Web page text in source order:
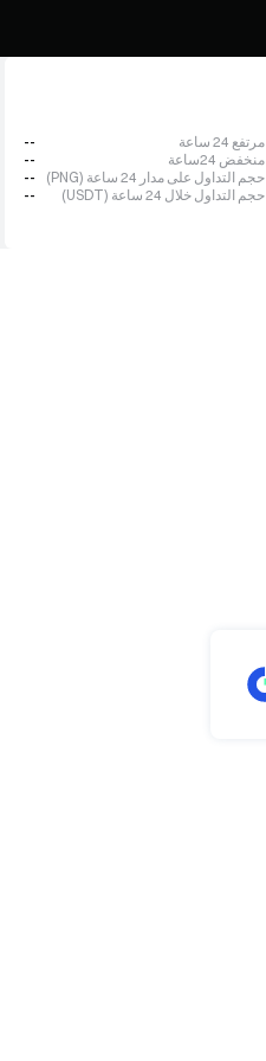
مرتفع 24 ساعة
--
منخفض 24ساعة
--
حجم التداول على مدار 24 ساعة (PNG)
--
حجم التداول خلال 24 ساعة (USDT)
--